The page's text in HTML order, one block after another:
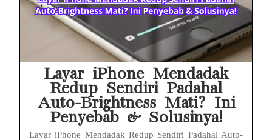
Babak Baru Kasus Febrie Adriansyah, Rencana Praperadilan Penyitaan Emas dan Uang Tunai Jadi Sorotan
Baterai Apple Watch Cepat Boros? Ini Penyebab dan Cara Mengatasinya
HP Huawei Cepat Panas? Ini Penyebab Utama dan Cara Mengatasinya
Layar iPhone Mendadak
Redup Sendiri Padahal
Auto-Brightness Mati? Ini
Penyebab & Solusinya!
Layar iPhone Mendadak Redup Sendiri Padahal Auto-